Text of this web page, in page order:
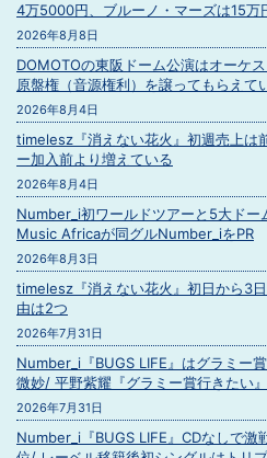
4万5000円、ブルーノ・マーズは15万
2026年8月8日
DOMOTOの東阪ドーム公演はオーケ
原盤権（音源権利）を譲ってもらえて
2026年8月4日
timelesz『消えない花火』初週売上は
ー加入前より増えている
2026年8月4日
Number_i初ワールドツアーと5大ド
Music Africaが同グルNumber_iをPR
2026年8月3日
timelesz『消えない花火』初日から3
由は2つ
2026年7月31日
Number_i『BUGS LIFE』はグラミー
微妙/ 平野紫耀『グラミー賞行きたい
2026年7月31日
Number_i『BUGS LIFE』CDなしで激